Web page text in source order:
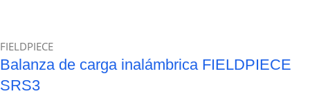
FIELDPIECE
Balanza de carga inalámbrica FIELDPIECE
SRS3